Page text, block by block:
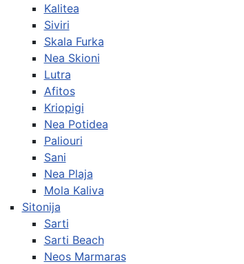
Kalitea
Siviri
Skala Furka
Nea Skioni
Lutra
Afitos
Kriopigi
Nea Potidea
Paliouri
Sani
Nea Plaja
Mola Kaliva
Sitonija
Sarti
Sarti Beach
Neos Marmaras